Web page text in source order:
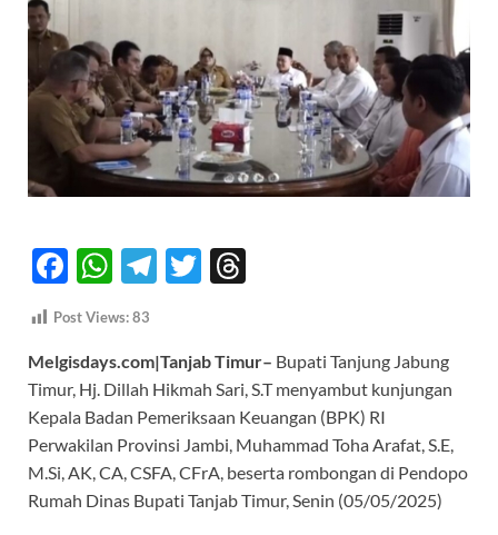
F
ac
e
b
o
o
k
W
at
s
A
p
p
T
gr
a
m
T
er a
ds
Post Views:83
Melgisdays.com|Tanjab Timur– Bupati Tanjung Jabung
Timur, Hj. Dillah Hikmah Sari, S.T menyambut kunjungan
Kepala Badan Pemeriksaan Keuangan (BPK) RI
Perwakilan Provinsi Jambi, Muhammad Toha Arafat, S.E,
M.Si, AK, CA, CSFA, CFrA, beserta rombongan di Pendopo
Rumah Dinas Bupati Tanjab Timur, Senin (05/05/2025)